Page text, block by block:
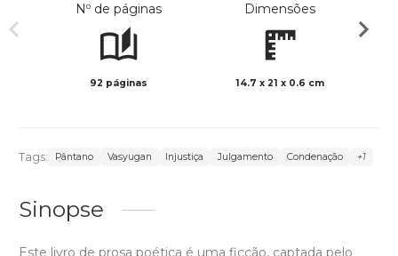
Nº de páginas
92 páginas
Dimensões
14.7 x 21 x 0.6 cm
Tags: Pântano Vasyugan Injustiça Julgamento Condenação +1
Sinopse
Este livro de prosa poética é uma ficção, captada pelo